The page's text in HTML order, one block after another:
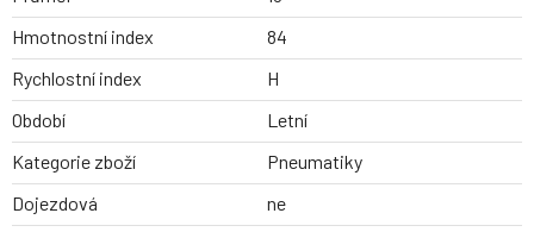
Hmotnostní index
84
Rychlostní index
H
Období
Letní
Kategorie zboží
Pneumatiky
Dojezdová
ne